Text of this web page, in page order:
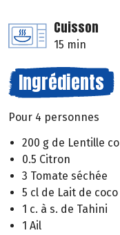
Cuisson
15 min
Ingrédients
Pour 4 personnes
200 g de Lentille
0.5 Citron
3 Tomate séchée
5 cl de Lait de coco
1 c. à s. de Tahini
1 Ail